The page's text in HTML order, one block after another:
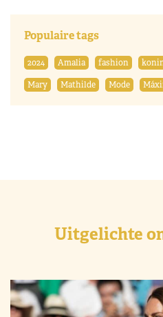
Populaire tags
2024 Amalia fashion
Mary
Mathilde Mode
Uitgelichte